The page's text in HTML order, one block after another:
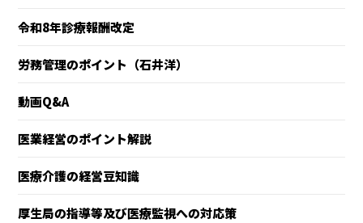
令和8年診療報酬改定
労務管理のポイント（石井洋）
動画Q&A
医業経営のポイント解説
医療介護の経営豆知識
厚生局の指導等及び医療監視への対応策